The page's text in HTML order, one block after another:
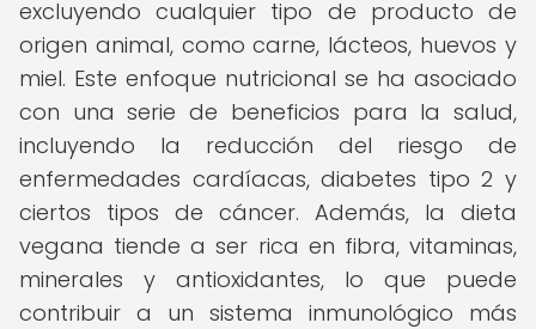
excluyendo cualquier tipo de producto de
origen animal, como carne, lácteos, huevos y
miel. Este enfoque nutricional se ha asociado
con una serie de beneficios para la salud,
incluyendo la reducción del riesgo de
enfermedades cardíacas, diabetes tipo 2 y
ciertos tipos de cáncer. Además, la dieta
vegana tiende a ser rica en fibra, vitaminas,
minerales y antioxidantes, lo que puede
contribuir a un sistema inmunológico más